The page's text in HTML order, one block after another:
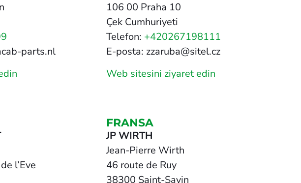
parts.nl
106 00 Praha 10
Çek Cumhuriyeti
Telefon: +420267198111
E-posta: zzaruba@sitel.cz
Web sitesini ziyaret edin
l’Eve
FRANSA
JP WIRTH
Jean-Pierre Wirth
46 route de Ruy
38300 Saint-Savin